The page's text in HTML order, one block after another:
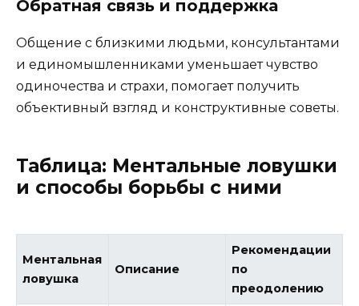
Обратная связь и поддержка
Общение с близкими людьми, консультантами
и единомышленниками уменьшает чувство
одиночества и страхи, помогает получить
объективный взгляд и конструктивные советы.
Таблица: Ментальные ловушки
и способы борьбы с ними
Ментальная
ловушка
Описание
Рекомендации
по
преодолению